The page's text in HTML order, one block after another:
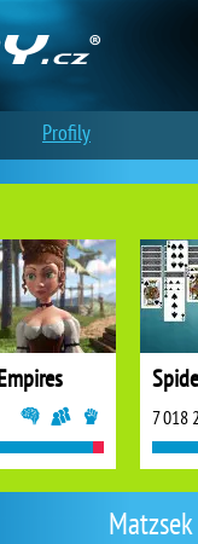
7 018
Profily